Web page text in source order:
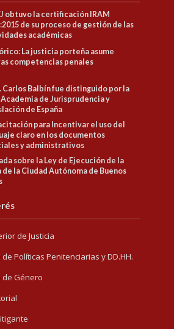
obtuvo la certificación IRAM
de su proceso de gestión de las
académicas
La justicia porteña asume
competencias penales
Carlos Balbín fue distinguido por la
Academia de Jurisprudencia y
de España
para Incentivar el uso del
claro en los documentos
y administrativos
sobre la Ley de Ejecución de la
de la Ciudad Autónoma de Buenos
de Justicia
Políticas Penitenciarias y DD.HH.
Género